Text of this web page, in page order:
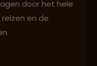
door het hele
en de